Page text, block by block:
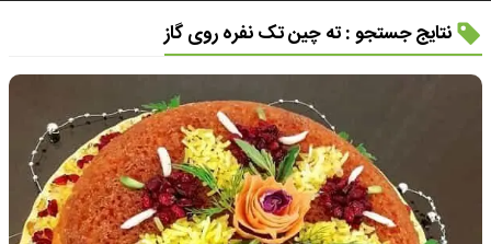
نتایج جستجو : ته چین تک نفره روی گاز